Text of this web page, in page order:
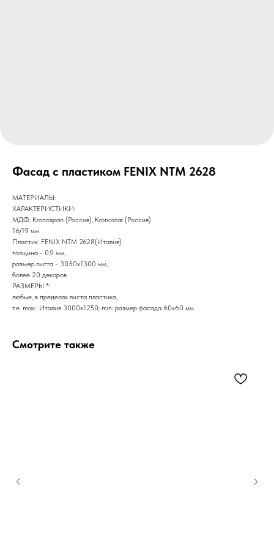
Фасад с пластиком FENIX NTM 2628
МАТЕРИАЛЫ:
ХАРАКТЕРИСТИКИ:
МДФ. Kronospan (Россия), Kronostar (Россия)
16/19 мм
Пластик: FENIX NTM 2628(Италия)
толщина - 0,9 мм,
размер листа - 3050х1300 мм,
более 20 декоров
РАЗМЕРЫ *:
любые, в пределах листа пластика,
т.е. max.: Италия 3000х1250; min: размер фасада 60х60 мм
Смотрите также